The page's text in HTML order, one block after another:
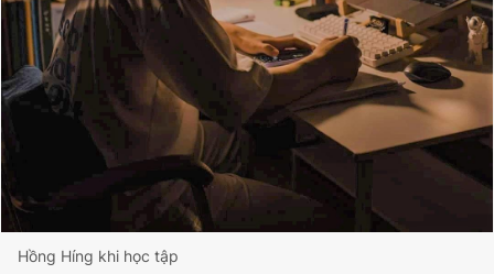
Hồng Híng khi học tập